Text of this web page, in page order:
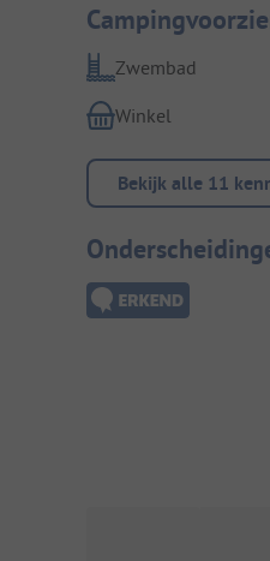
Zwembad
Winkel
Bekijk alle 11